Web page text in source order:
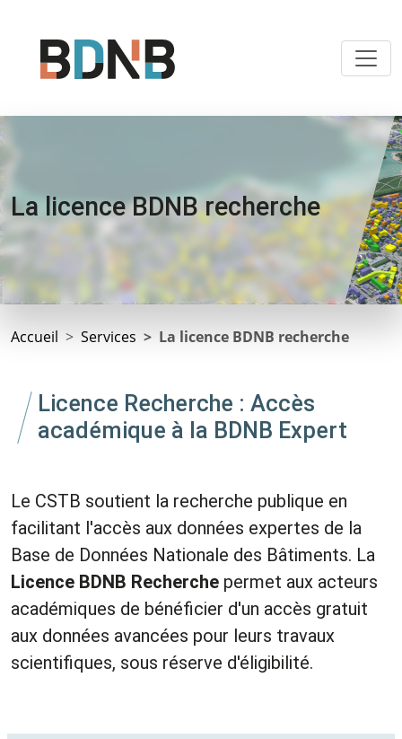
La licence BDNB recherche
Accueil Services La licence BDNB recherche
Licence Recherche : Accès
académique à la BDNB Expert
Le CSTB soutient la recherche publique en
facilitant l'accès aux données expertes de la
Base de Données Nationale des Bâtiments. La
Licence BDNB Recherche permet aux acteurs
académiques de bénéficier d'un accès gratuit
aux données avancées pour leurs travaux
scientifiques, sous réserve d'éligibilité.